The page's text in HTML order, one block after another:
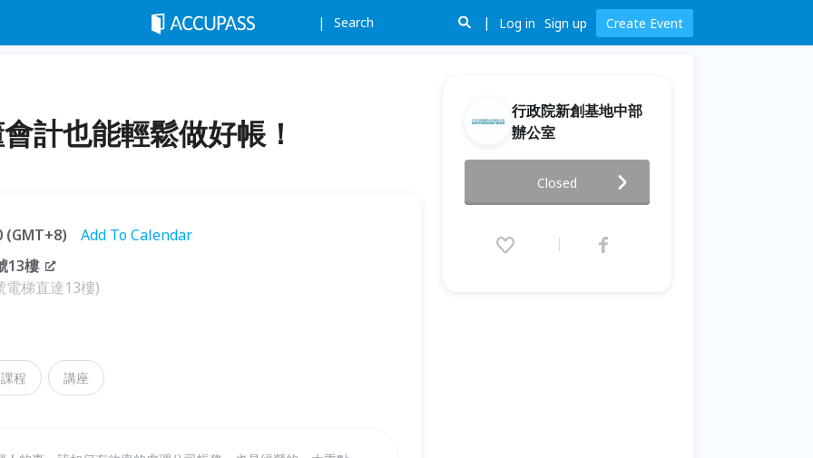
Search Log in Sign up Create Event
計也能輕鬆做好帳！
(GMT+8)
Add To Calendar
13樓
電梯直達13樓)
課程 講座
行政院新創基地中部
辦公室
2020.05.08 (Fri) 14:00 - 16:00
Closed